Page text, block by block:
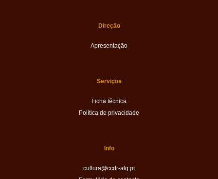
Direção
Apresentação
Serviços
Ficha técnica
Política de privacidade
Info
cultura@ccdr-alg.pt